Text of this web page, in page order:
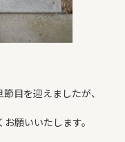
目を迎えましたが、
願いいたします。